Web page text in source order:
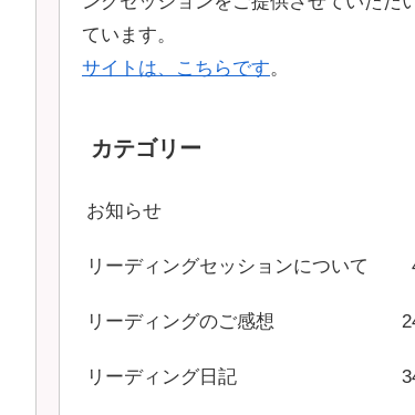
ています。
サイトは、こちらです。
カテゴリー
お知らせ
リーディングセッションについて
リーディングのご感想
リーディング日記